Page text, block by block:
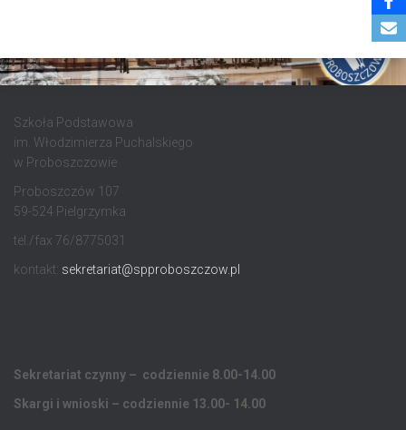
Szkoła Podstawowa
im. Włodzimierza Puchalskiego
w Proboszczowie
Proboszczów 107
59-524 Pielgrzymka
tel./fax 76/8775031
kontakt: sekretariat@spproboszczow.pl
Sekretariat czynny – codziennie 8.00-14.00
Skargi i wnioski – codziennie 13.00- 14.00